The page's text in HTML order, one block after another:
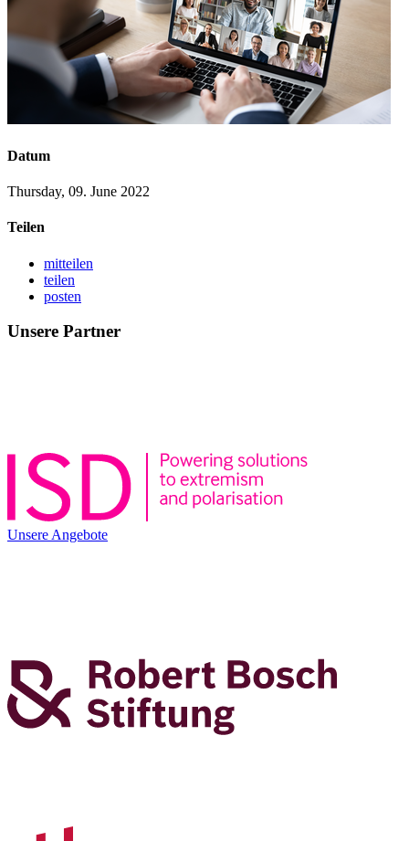
Unsere Angebote
Datum
Thursday, 09. June 2022
Teilen
mitteilen
teilen
posten
Unsere Partner